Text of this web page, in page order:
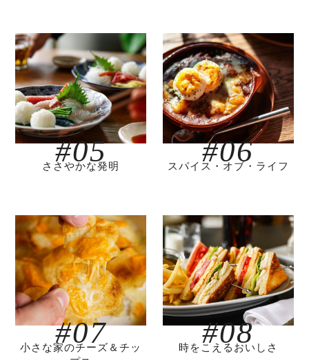
#05
ささやかな発明 #06
スパイス・オブ・ライフ
#07
小さな家のチーズ＆チッ
#08
時をこえるおいしさ